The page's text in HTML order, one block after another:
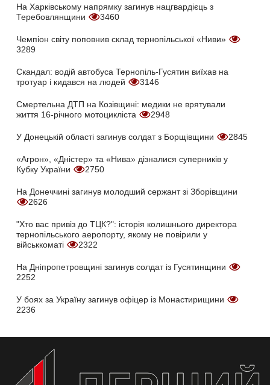
На Харківському напрямку загинув нацгвардієць з
Теребовлянщини
3460
Чемпіон світу поповнив склад тернопільської «Ниви»
3289
Скандал: водій автобуса Тернопіль-Гусятин виїхав на
тротуар і кидався на людей
3146
Смертельна ДТП на Козівщині: медики не врятували
життя 16-річного мотоцикліста
2948
У Донецькій області загинув солдат з Борщівщини 2845
«Агрон», «Дністер» та «Нива» дізналися суперників у
Кубку України
2750
На Донеччині загинув молодший сержант зі Зборівщини
2626
"Хто вас привіз до ТЦК?": історія колишнього директора
тернопільського аеропорту, якому не повірили у
військкоматі
2322
На Дніпропетровщині загинув солдат із Гусятинщини
2252
У боях за Україну загинув офіцер із Монастирищини
2236